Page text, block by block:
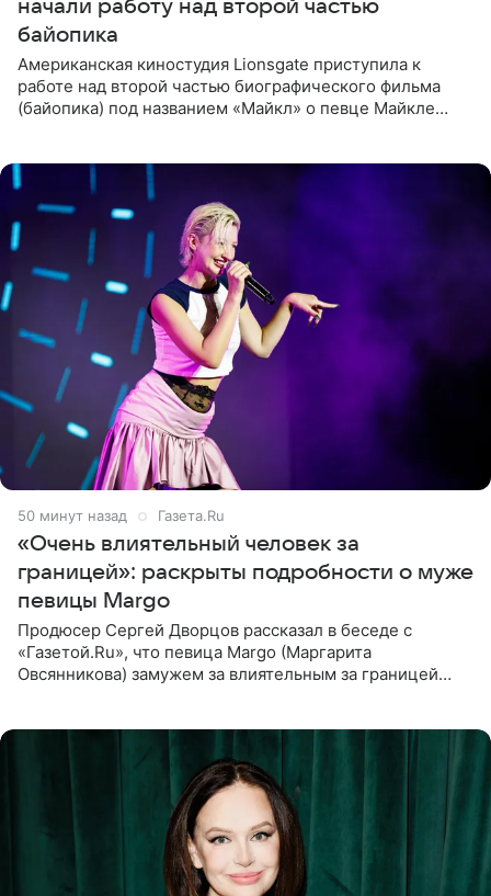
начали работу над второй частью
байопика
Американская киностудия Lionsgate приступила к
работе над второй частью биографического фильма
(байопика) под названием «Майкл» о певце Майкле
50 минут назад Газета.Ru
«Очень влиятельный человек за
границей»: раскрыты подробности о муже
певицы Margo
Продюсер Сергей Дворцов рассказал в беседе с
«Газетой.Ru», что певица Margo (Маргарита
Овсянникова) замужем за влиятельным за границей